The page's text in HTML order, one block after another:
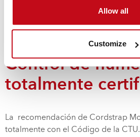
Allow all
Customize
Moisture Control Portfolio de
Control de
totalmente
La recomendación de Cordstrap
totalmente con el Código de la CTU.